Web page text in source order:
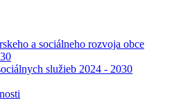
a sociálneho rozvoja obce
služieb 2024 - 2030